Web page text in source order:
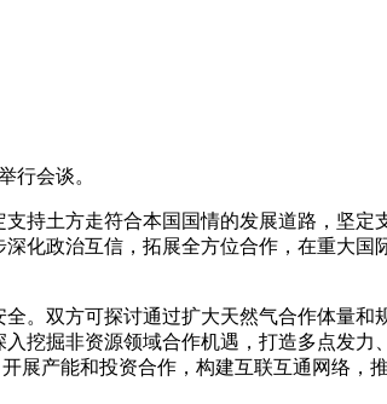
行会谈。
持土方走符合本国国情的发展道路，坚定
化政治互信，拓展全方位合作，在重大国
。双方可探讨通过扩大天然气合作体量和
挖掘非资源领域合作机遇，打造多点发力
展产能和投资合作，构建互联互通网络，